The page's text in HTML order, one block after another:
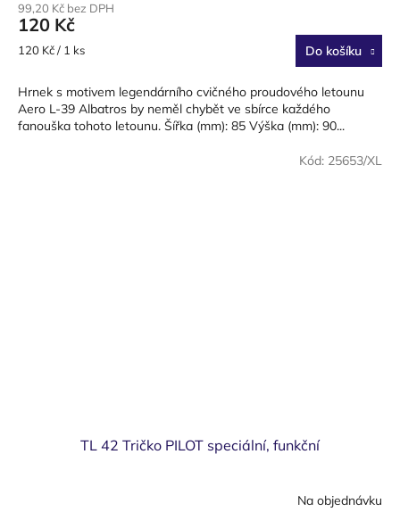
99,20 Kč bez DPH
120 Kč
Měrná
120 Kč / 1 ks Do košíku
Hrnek s motivem legendárního cvičného proudového letounu
Aero L-39 Albatros by neměl chybět ve sbírce každého
fanouška tohoto letounu. Šířka (mm): 85 Výška (mm): 90...
TL 42 Tričko PILOT speciální, funkční
Na objednávku
Kód: 25653/XL